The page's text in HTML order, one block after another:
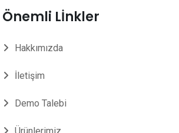
Önemli Lİnkler
Hakkımızda
İletişim
Demo Talebi
Ürünlerimiz